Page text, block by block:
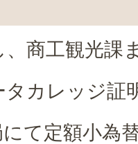
商工観光課
タカレッジ証
にて定額小為